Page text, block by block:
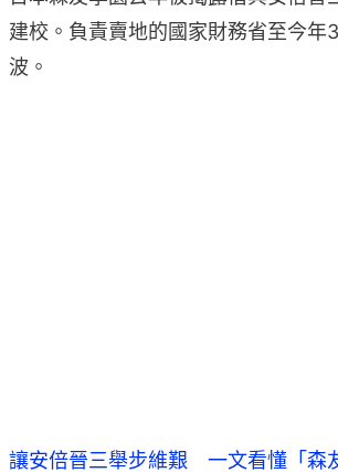
建校。負責賣地的國家財務省至今
波。
讓安倍晉三舉步維艱 一文看懂「森